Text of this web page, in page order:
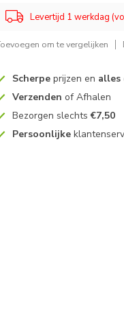
Levertijd 1 werkdag
om te vergelijken
Scherpe prijzen en alles
Verzenden of Afhalen
Bezorgen slechts€7,50
Persoonlijke